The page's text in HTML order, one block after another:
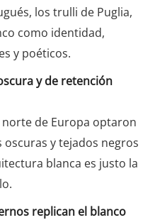
los trulli de Puglia,
como identidad,
y poéticos.
y de retención
de Europa optaron
y tejados negros
blanca es justo la
replican el blanco